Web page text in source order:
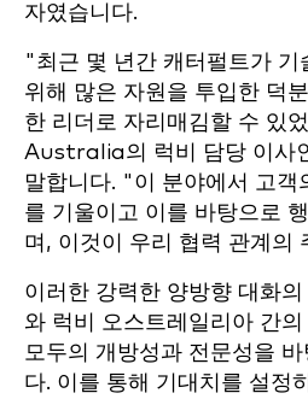
자였습니다.
"최근 몇 년간 캐터펄트가 기
위해 많은 자원을 투입한 덕
한 리더로 자리매김할 수 있
Australia의 럭비 담당 이
말합니다. "이 분야에서 고객
를 기울이고 이를 바탕으로
며, 이것이 우리 협력 관계의
이러한 강력한 양방향 대화
와 럭비 오스트레일리아 간
모두의 개방성과 전문성을 바
다. 이를 통해 기대치를 설정